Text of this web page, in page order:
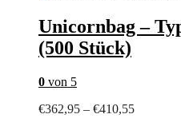
Unicornbag –
(500 Stück)
0 von 5
€362,95 – €410,55